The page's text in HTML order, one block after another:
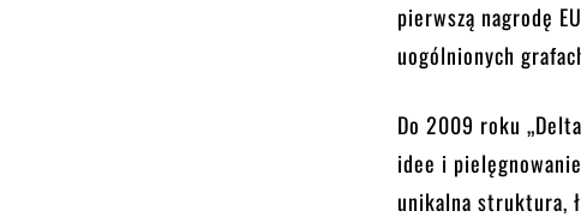
pierwszą nagrodę
uogólnionych
Do 2009 roku
idee i
unikalna struktura,